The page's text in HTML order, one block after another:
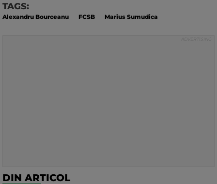
TAGS:
Alexandru Bourceanu FCSB Marius Sumudica
DIN ARTICOL